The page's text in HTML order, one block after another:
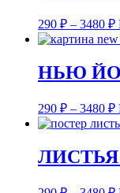
290 ₽ – 3480 ₽
НЬЮ
290 ₽ – 3480 ₽